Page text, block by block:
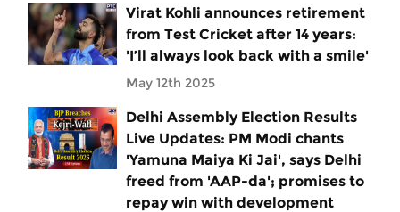
Virat Kohli announces retirement
from Test Cricket after 14 years:
'I’ll always look back with a smile'
May 12th 2025
Delhi Assembly Election Results
Live Updates: PM Modi chants
'Yamuna Maiya Ki Jai', says Delhi
freed from 'AAP-da'; promises to
repay win with development